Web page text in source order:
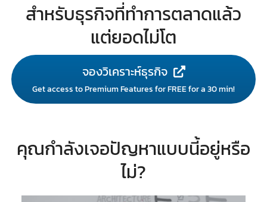
สำหรับธุรกิจที่ทำการตลาดแล้ว
แต่ยอดไม่โต
จองวิเคราะห์ธุรกิจ
Get access to Premium Features for FREE for a 30 min!
คุณกำลังเจอปัญหาแบบนี้อยู่หรือ
ไม่?